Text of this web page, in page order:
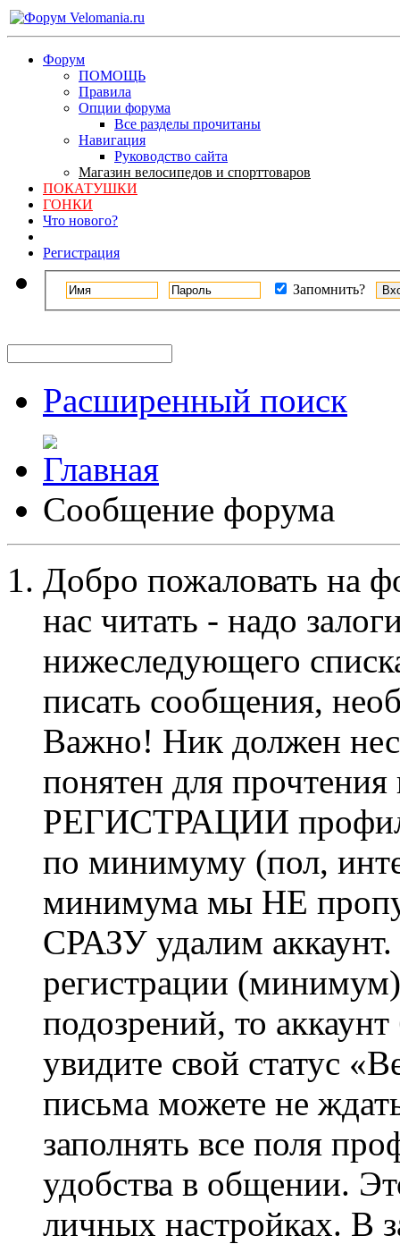
Форум
ПОМОЩЬ
Правила
Опции форума
Все разделы прочитаны
Навигация
Руководство сайта
Магазин велосипедов и спорттоваров
ПОКАТУШКИ
ГОНКИ
Что нового?
Регистрация
Запомнить?
Расширенный поиск
Сообщение форума
Добро пожаловать на
нас читать - надо
нижеследующего
писать сообщения,
Важно! Ник должен
понятен для
РЕГИСТРАЦИИ профиль
по минимуму (пол,
минимума мы НЕ
СРАЗУ удалим
регистрации
подозрений, то
увидите свой статус
письма можете не
заполнять все поля
удобства в общении.
личных настройках. В